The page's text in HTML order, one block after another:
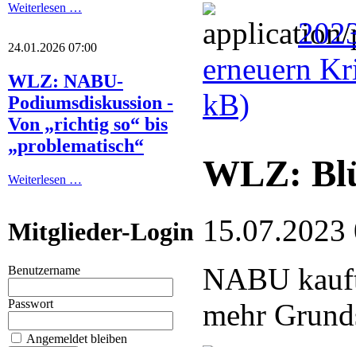
Weiterlesen …
24.01.2026 07:00
WLZ: NABU-
Podiumsdiskussion -
Von „richtig so“ bis
„problematisch“
Weiterlesen …
Mitglieder-Login
Benutzername
Passwort
Angemeldet bleiben
erneuern
kB)
WLZ:
15.07.2023
NABU
mehr